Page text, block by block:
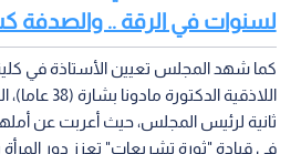
لسنوات في الرقة .. والصدفة
كما شهد المجلس تعيين الأستاذة في
اللاذقية
ثانية لرئيس المجلس، حيث أعربت عن
في قيادة "ثورة تشريعات" تعزز دور